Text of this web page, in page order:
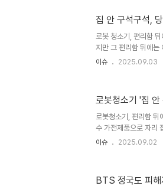
이번 사건은 단순한 압
무도한' 행위라며 강하
하며, 당원..
집 안 구석구석,
로봇 청소기, 편리함
지만 그 편리함 뒤에는
소기가 해킹에 취약하
는 누군가가 청소기를
해당 제품을 해킹해
봇 ..
이슈 2025.09.03
로봇청소기 '집
로봇청소기, 편리함 뒤
수 가전제품으로 자리
그림자가 드리워져 있
6개 제품의 보안 실태
이슈 2025.09.02
BTS 정국도 피해